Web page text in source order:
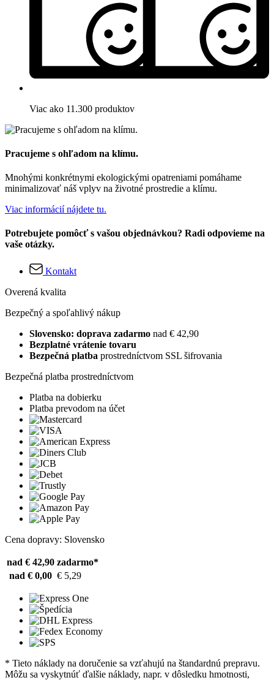
Viac ako 11.300 produktov
Pracujeme s ohľadom na klímu.
Mnohými konkrétnymi ekologickými opatreniami pomáhame
minimalizovať náš vplyv na životné prostredie a klímu.
Viac informácií nájdete tu.
Potrebujete pomôcť s vašou objednávkou? Radi odpovieme na
vaše otázky.
Kontakt
Overená kvalita
Bezpečný a spoľahlivý nákup
Slovensko: doprava zadarmo nad € 42,90
Bezplatné vrátenie tovaru
Bezpečná platba prostredníctvom SSL šifrovania
Bezpečná platba prostredníctvom
Platba na dobierku
Platba prevodom na účet
Cena dopravy: Slovensko
nad € 42,90 zadarmo*
nad € 0,00 € 5,29
* Tieto náklady na doručenie sa vzťahujú na štandardnú prepravu.
Môžu sa vyskytnúť ďalšie náklady, napr. v dôsledku hmotnosti,